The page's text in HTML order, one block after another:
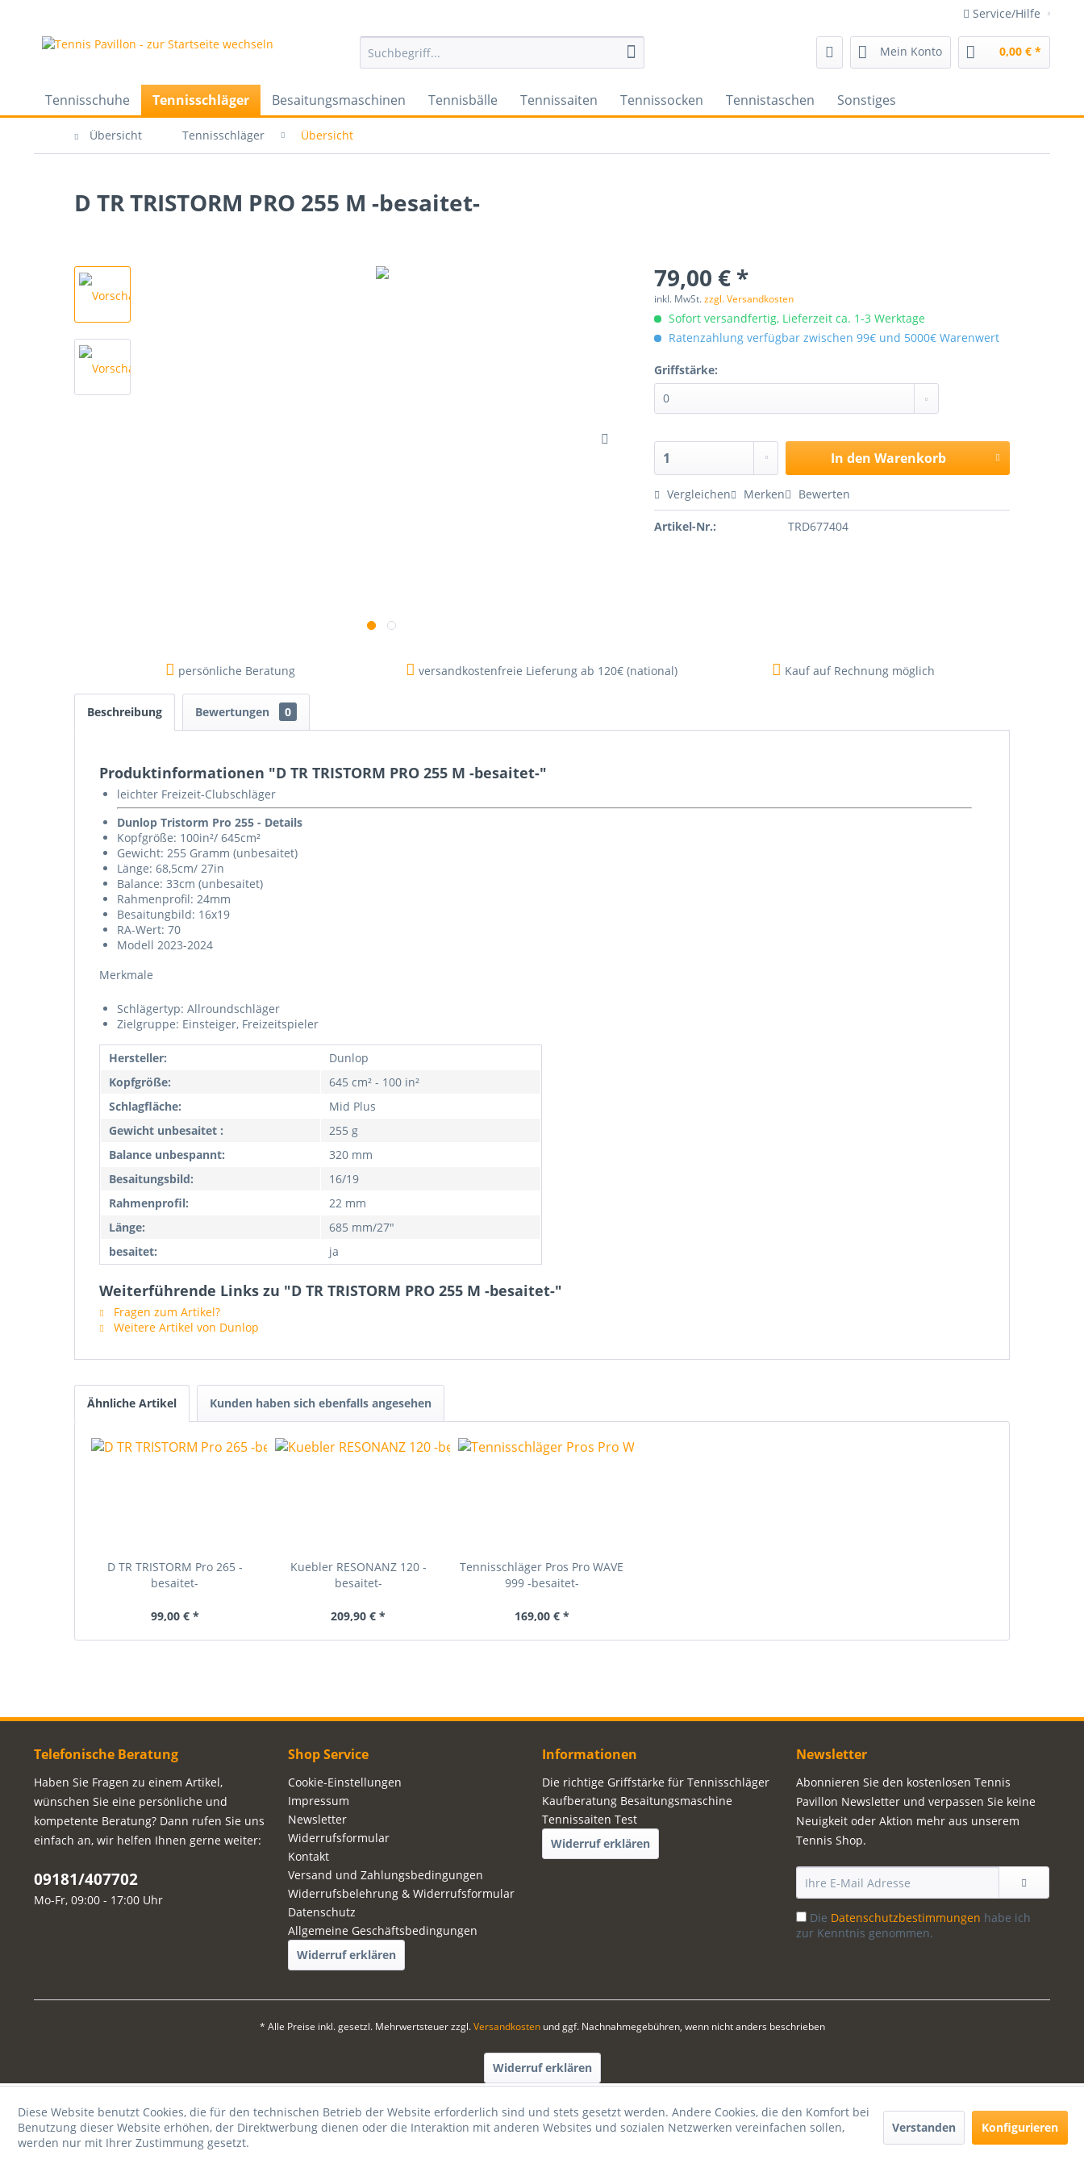
Service/Hilfe
Mein Konto 0,00 € *
Tennisschuhe Tennisschläger Besaitungsmaschinen Tennisbälle Tennissaiten Tennissocken Tennistaschen Sonstiges
Übersicht Tennisschläger Übersicht
D TR TRISTORM PRO 255 M -besaitet-
79,00 € *
inkl. MwSt.zzgl. Versandkosten
Sofort versandfertig, Lieferzeit ca. 1-3 Werktage
Ratenzahlung verfügbar zwischen 99€ und 5000€ Warenwert
Griffstärke:
In den Warenkorb
Vergleichen Merken Bewerten
Artikel-Nr.: TRD677404
persönliche Beratung versandkostenfreie Lieferung ab 120€ (national) Kauf auf Rechnung möglich
Beschreibung Bewertungen 0
Produktinformationen "D TR TRISTORM PRO 255 M -besaitet-"
leichter Freizeit-Clubschläger
Dunlop Tristorm Pro 255 - Details
Kopfgröße: 100in²/ 645cm²
Gewicht: 255 Gramm (unbesaitet)
Länge: 68,5cm/ 27in
Balance: 33cm (unbesaitet)
Rahmenprofil: 24mm
Besaitungbild: 16x19
RA-Wert: 70
Modell 2023-2024
Merkmale
Schlägertyp: Allroundschläger
Zielgruppe: Einsteiger, Freizeitspieler
Hersteller:
Dunlop
Kopfgröße:
645 cm² - 100 in²
Schlagfläche:
Mid Plus
Gewicht unbesaitet :
255 g
Balance unbespannt:
320 mm
Besaitungsbild:
16/19
Rahmenprofil:
22 mm
Länge:
685 mm/27"
besaitet:
ja
Weiterführende Links zu "D TR TRISTORM PRO 255 M -besaitet-"
Fragen zum Artikel?
Weitere Artikel von Dunlop
Ähnliche Artikel Kunden haben sich ebenfalls angesehen
D TR TRISTORM Pro 265 -
besaitet-
99,00 € *
Kuebler RESONANZ 120 -
besaitet-
209,90 € *
Tennisschläger Pros Pro WAVE
999 -besaitet-
169,00 € *
Telefonische Beratung
Haben Sie Fragen zu einem Artikel,
wünschen Sie eine persönliche und
kompetente Beratung? Dann rufen Sie uns
einfach an, wir helfen Ihnen gerne weiter:
09181/407702
Mo-Fr, 09:00 - 17:00 Uhr
Shop Service
Cookie-Einstellungen
Impressum
Newsletter
Widerrufsformular
Kontakt
Versand und Zahlungsbedingungen
Widerrufsbelehrung & Widerrufsformular
Datenschutz
Allgemeine Geschäftsbedingungen
Widerruf erklären
Informationen
Die richtige Griffstärke für Tennisschläger
Kaufberatung Besaitungsmaschine
Tennissaiten Test
Widerruf erklären
Newsletter
Abonnieren Sie den kostenlosen Tennis
Pavillon Newsletter und verpassen Sie keine
Neuigkeit oder Aktion mehr aus unserem
Tennis Shop.
Die Datenschutzbestimmungen habe ich
zur Kenntnis genommen.
* Alle Preise inkl. gesetzl. Mehrwertsteuer zzgl.Versandkostenund ggf. Nachnahmegebühren, wenn nicht anders beschrieben
Widerruf erklären
Diese Website benutzt Cookies, die für den technischen Betrieb der Website erforderlich sind und stets gesetzt werden. Andere Cookies, die den Komfort bei
Benutzung dieser Website erhöhen, der Direktwerbung dienen oder die Interaktion mit anderen Websites und sozialen Netzwerken vereinfachen sollen,
werden nur mit Ihrer Zustimmung gesetzt.
Verstanden Konfigurieren